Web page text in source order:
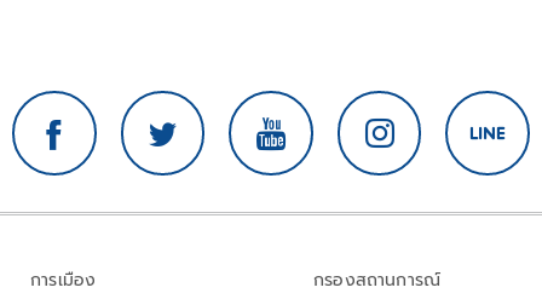
การเมือง
กรองสถานการณ์